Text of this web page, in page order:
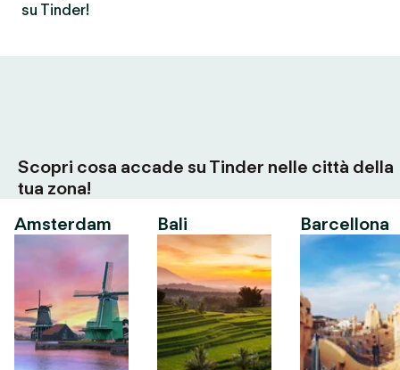
su Tinder!
Scopri cosa accade su Tinder nelle città della
tua zona!
Amsterdam
Bali Barcellona